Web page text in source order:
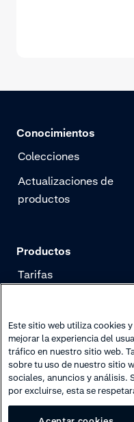
Conocimientos
Colecciones
Actualizaciones de
productos
Productos
Tarifas
Gestión de riesgo
Autenticación
Este sitio web utiliza cookies
mejorar la experiencia del
tráfico en nuestro sitio web.
sobre tu uso de nuestro sitio
sociales, anuncios y análisis.
por excluirse, esta se